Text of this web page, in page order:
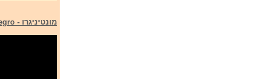
מונטיניגרו - Montenegro